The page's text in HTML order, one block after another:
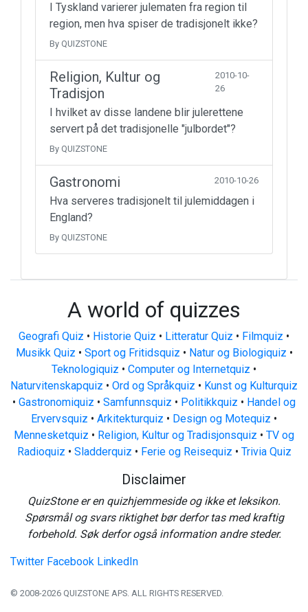
I Tyskland varierer julematen fra region til
region, men hva spiser de tradisjonelt ikke?
By QUIZSTONE
Religion, Kultur og
Tradisjon
2010-10-
26
I hvilket av disse landene blir julerettene
servert på det tradisjonelle "julbordet"?
By QUIZSTONE
Gastronomi 2010-10-26
Hva serveres tradisjonelt til julemiddagen i
England?
By QUIZSTONE
A world of quizzes
Geografi Quiz • Historie Quiz • Litteratur Quiz • Filmquiz •
Musikk Quiz • Sport og Fritidsquiz • Natur og Biologiquiz •
Teknologiquiz • Computer og Internetquiz •
Naturvitenskapquiz • Ord og Språkquiz • Kunst og Kulturquiz
• Gastronomiquiz • Samfunnsquiz • Politikkquiz • Handel og
Ervervsquiz • Arkitekturquiz • Design og Motequiz •
Mennesketquiz • Religion, Kultur og Tradisjonsquiz • TV og
Radioquiz • Sladderquiz • Ferie og Reisequiz • Trivia Quiz
Disclaimer
QuizStone er en quizhjemmeside og ikke et leksikon.
Spørsmål og svars riktighet bør derfor tas med kraftig
forbehold. Søk derfor også information andre steder.
Twitter Facebook LinkedIn
© 2008-2026 QUIZSTONE APS. ALL RIGHTS RESERVED.